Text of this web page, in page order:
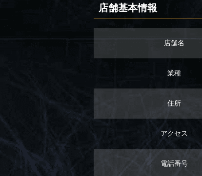
店舗基本情報
店舗名
業種
住所
アクセス
電話番号